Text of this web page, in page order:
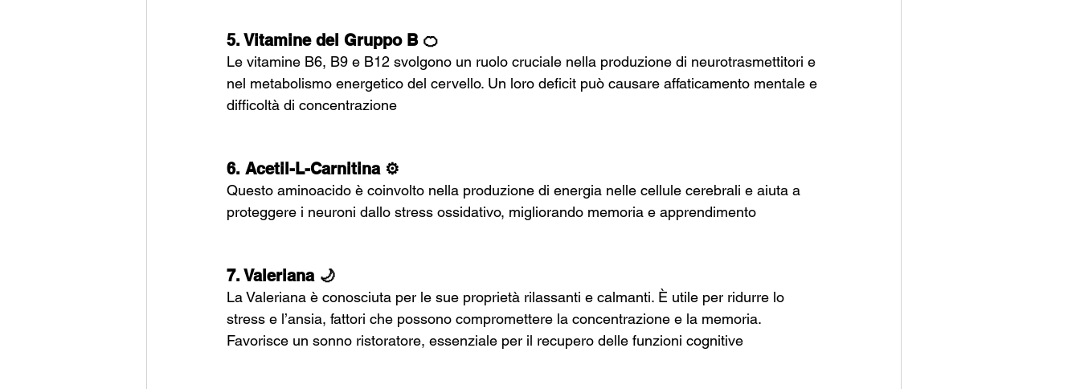
5. Vitamine del Gruppo B 🍊
Le vitamine B6, B9 e B12 svolgono un ruolo cruciale nella produzione di neurotrasmettitori e
nel metabolismo energetico del cervello. Un loro deficit può causare affaticamento mentale e
difficoltà di concentrazione
6. Acetil-L-Carnitina ⚙️
Questo aminoacido è coinvolto nella produzione di energia nelle cellule cerebrali e aiuta a
proteggere i neuroni dallo stress ossidativo, migliorando memoria e apprendimento
7. Valeriana 🌙
La Valeriana è conosciuta per le sue proprietà rilassanti e calmanti. È utile per ridurre lo
stress e l’ansia, fattori che possono compromettere la concentrazione e la memoria.
Favorisce un sonno ristoratore, essenziale per il recupero delle funzioni cognitive